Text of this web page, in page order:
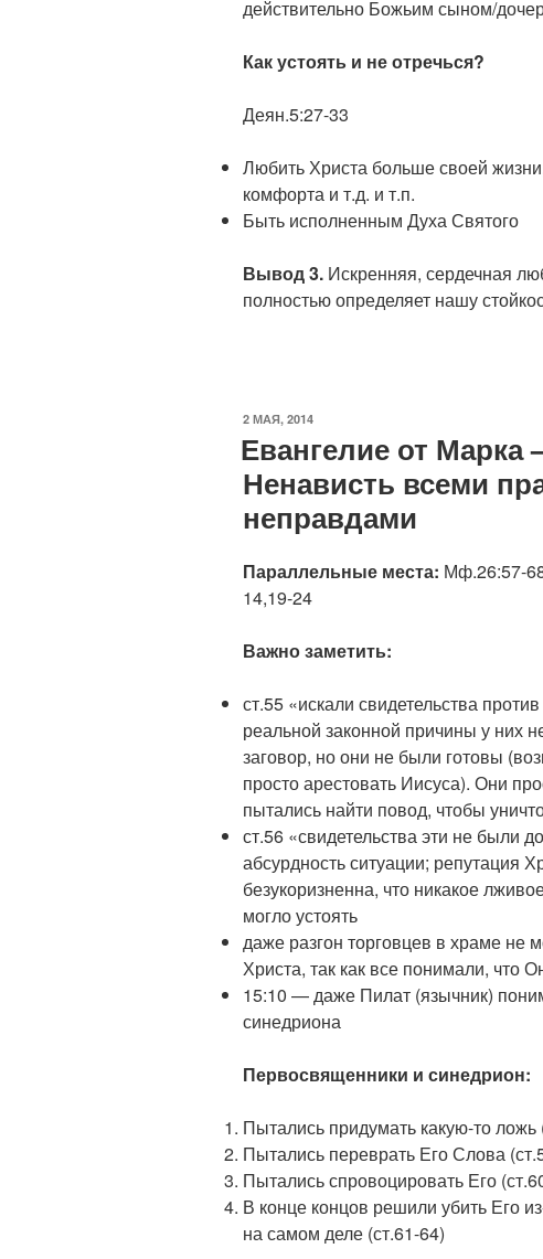
действительно Божьим сыном/
Как устоять и не отречься?
Деян.5:27-33
Любить Христа больше своей
комфорта и т.д. и т.п.
Быть исполненным Духа Святого
Вывод 3. Искренняя, сердечная
полностью определяет нашу
ОПУБЛИКОВАНО
2 МАЯ, 2014
Евангелие от Марка
Ненависть всеми
неправдами
Параллельные места: Мф.26:57-
14,19-24
Важно заметить:
ст.55 «искали свидетельства
реальной законной причины у них
заговор, но они не были готовы
просто арестовать Иисуса). Они
пытались найти повод, чтобы
ст.56 «свидетельства эти не были
абсурдность ситуации; репутация
безукоризненна, что никакое
могло устоять
даже разгон торговцев в храме не
Христа, так как все понимали, что
15:10 — даже Пилат (язычник)
синедриона
Первосвященники и синедрион:
Пытались придумать какую-то ложь
Пытались переврать Его Слова
Пытались спровоцировать Его
В конце концов решили убить Его
на самом деле (ст.61-64)